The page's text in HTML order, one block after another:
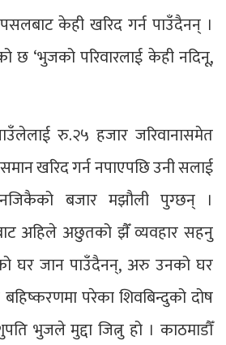
केही खरिद गर्न पाउँदैनन् ।
छ ‘भुजको परिवारलाई केही नदिनू,
रु.२५ हजार जरिवानासमेत
खरिद गर्न नपाएपछि उनी सलाई
बजार मझौली पुग्छन् ।
अहिले अछुतको झैँ व्यवहार सहनु
घर जान पाउँदैनन्, अरु उनको घर
परेका शिवबिन्दुको दोष
भुजले मुद्दा जित्नु हो । काठमाडौँ